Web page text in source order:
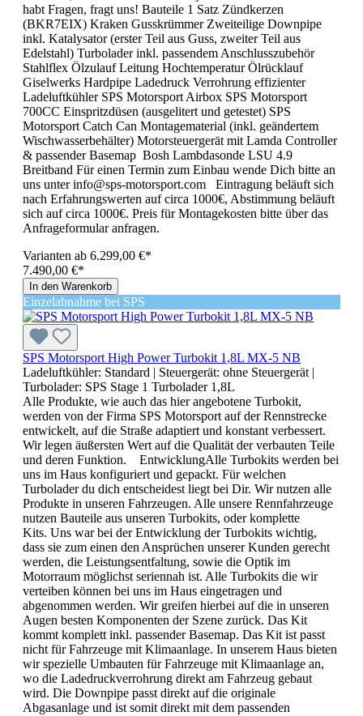
habt Fragen, fragt uns! Bauteile 1 Satz Zündkerzen
(BKR7EIX) Kraken Gusskrümmer Zweiteilige Downpipe
inkl. Katalysator (erster Teil aus Guss, zweiter Teil aus
Edelstahl) Turbolader inkl. passendem Anschlusszubehör
Stahlflex Ölzulauf Leitung Hochtemperatur Ölrücklauf
Giselwerks Hardpipe Ladedruck Verrohrung effizienter
Ladeluftkühler SPS Motorsport Airbox SPS Motorsport
700CC Einspritzdüsen (ausgelitert und getestet) SPS
Motorsport Catch Can Montagematerial (inkl. geändertem
Wischwasserbehälter) Motorsteuergerät mit Lamda Controller
& passender Basemap Bosh Lambdasonde LSU 4.9
Breitband Für einen Termin zum Einbau wende Dich bitte an
uns unter info@sps-motorsport.com Eintragung beläuft sich
nach Erfahrungswerten auf circa 1000€, Abstimmung beläuft
sich auf circa 1000€. Preis für Montagekosten bitte über das
Anfrageformular anfragen.
Varianten ab 6.299,00 €*
7.490,00 €*
In den Warenkorb
Einzelabnahme bei SPS
SPS Motorsport High Power Turbokit 1,8L MX-5 NB
Ladeluftkühler: Standard | Steuergerät: ohne Steuergerät |
Turbolader: SPS Stage 1 Turbolader 1,8L
Alle Produkte, wie auch das hier angebotene Turbokit,
werden von der Firma SPS Motorsport auf der Rennstrecke
entwickelt, auf die Straße adaptiert und konstant verbessert.
Wir legen äußersten Wert auf die Qualität der verbauten Teile
und deren Funktion. EntwicklungAlle Turbokits werden bei
uns im Haus konfiguriert und gepackt. Für welchen
Turbolader du dich entscheidest liegt bei Dir. Wir nutzen alle
Produkte in unseren Fahrzeugen. Alle unsere Rennfahrzeuge
nutzen Bauteile aus unseren Turbokits, oder komplette
Kits. Uns war bei der Entwicklung der Turbokits wichtig,
dass sie zum einen den Ansprüchen unserer Kunden gerecht
werden, die Leistungsentfaltung, sowie die Optik im
Motorraum möglichst seriennah ist. Alle Turbokits die wir
verteiben können bei uns im Haus eingetragen und
abgenommen werden. Wir greifen hierbei auf die in unseren
Augen besten Komponenten der Szene zurück. Das Kit
kommt komplett inkl. passender Basemap. Das Kit ist passt
nicht für Fahrzeuge mit Klimaanlage. In unserem Haus bieten
wir spezielle Umbauten für Fahrzeuge mit Klimaanlage an,
wo die Ladedruckverrohrung direkt am Fahrzeug gebaut
wird. Die Downpipe passt direkt auf die originale
Abgasanlage und ist somit direkt mit dem passenden